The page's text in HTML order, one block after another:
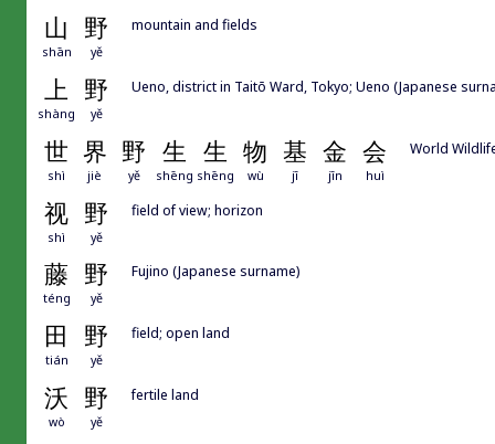
山 野
shān yě
mountain and fields
上 野
shàng yě
Ueno, district in Taitō Ward, Tokyo; Ueno (Japanese
世 界 野 生 生 物 基 金 会
shì jiè yě shēng shēng wù jī jīn huì
World
视 野
shì yě
field of view; horizon
藤 野
téng yě
Fujino (Japanese surname)
田 野
tián yě
field; open land
沃 野
wò yě
fertile land